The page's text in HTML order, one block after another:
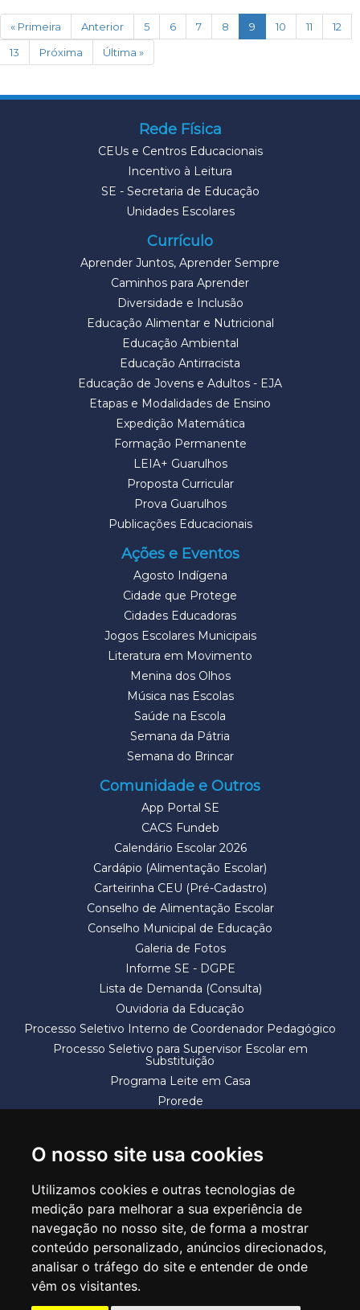
O nosso site usa cookies
Utilizamos cookies e outras tecnologias de
medição para melhorar a sua experiência de
navegação no nosso site, de forma a mostrar
conteúdo personalizado, anúncios direcionados,
analisar o tráfego do site e entender de onde
vêm os visitantes.
« Primeira Anterior 5 6 7 8 9 (current)
10 11
12
13
Próxima Última »
Rede Física
CEUs e Centros Educacionais
Incentivo à Leitura
SE - Secretaria de Educação
Unidades Escolares
Currículo
Aprender Juntos, Aprender Sempre
Caminhos para Aprender
Diversidade e Inclusão
Educação Alimentar e Nutricional
Educação Ambiental
Educação Antirracista
Educação de Jovens e Adultos - EJA
Etapas e Modalidades de Ensino
Expedição Matemática
Formação Permanente
LEIA+ Guarulhos
Proposta Curricular
Prova Guarulhos
Publicações Educacionais
Ações e Eventos
Agosto Indígena
Cidade que Protege
Cidades Educadoras
Jogos Escolares Municipais
Literatura em Movimento
Menina dos Olhos
Música nas Escolas
Saúde na Escola
Semana da Pátria
Semana do Brincar
Comunidade e Outros
App Portal SE
CACS Fundeb
Calendário Escolar 2026
Cardápio (Alimentação Escolar)
Carteirinha CEU (Pré-Cadastro)
Conselho de Alimentação Escolar
Conselho Municipal de Educação
Galeria de Fotos
Informe SE - DGPE
Lista de Demanda (Consulta)
Ouvidoria da Educação
Processo Seletivo Interno de Coordenador Pedagógico
Processo Seletivo para Supervisor Escolar em
Substituição
Programa Leite em Casa
Prorede
SECRETARIA DE EDUCAÇÃO
Rua Claudino Barbosa, 313 - Macedo - Guarulhos/SP CEP 07113-040
Central de Atendimento: *55 11 2475-7300